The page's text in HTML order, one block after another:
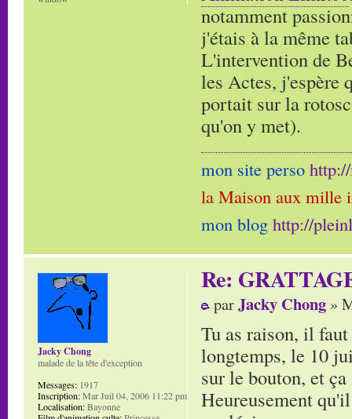
notamment
j'étais à la même
L'intervention de
les Actes, j'espère
portait sur la
qu'on y met).
mon site perso
la Maison aux mille
mon blog http://
Re:
parJacky Chong »
Tu as raison, il
longtemps, le 10
sur le bouton, et
Heureusement
Jacky Chong
malade de la tête d'exception
Messages: 1917
Inscription:Mar Juil 04, 2006 11:22 pm
Localisation:Bayonne